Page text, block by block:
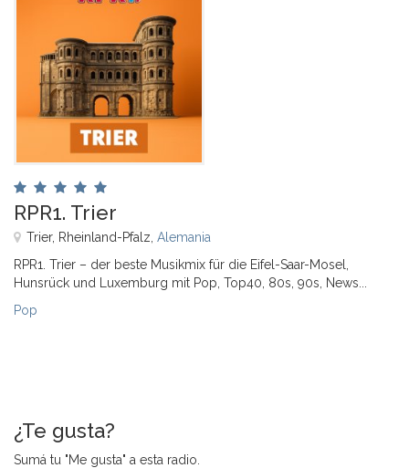
RPR1. Trier
Trier, Rheinland-Pfalz, Alemania
RPR1. Trier – der beste Musikmix für die Eifel-Saar-Mosel,
Hunsrück und Luxemburg mit Pop, Top40, 80s, 90s, News...
Pop
¿Te gusta?
Sumá tu "Me gusta" a esta radio.